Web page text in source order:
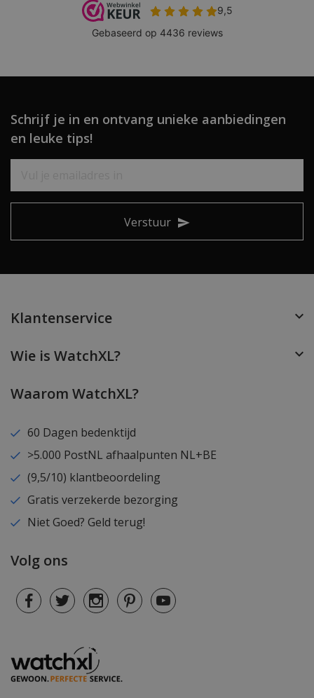
Schrijf je in en ontvang unieke aanbiedingen
en leuke tips!
Verstuur
Klantenservice
Wie is WatchXL?
Waarom WatchXL?
60 Dagen bedenktijd
>5.000 PostNL afhaalpunten NL+BE
(9,5/10) klantbeoordeling
Gratis verzekerde bezorging
Niet Goed? Geld terug!
Volg ons